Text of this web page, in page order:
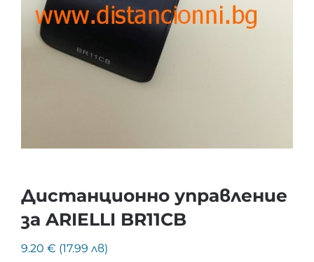
Дистанционно управление
за ARIELLI BR11CB
9.20 € (17.99 лв)